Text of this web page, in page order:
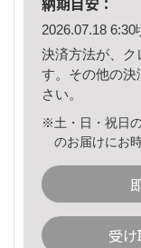
2026.07.18 6:30
決済方法が、ク
す。その他の決
さい。
※土・日・祝日
のお届けにお
受